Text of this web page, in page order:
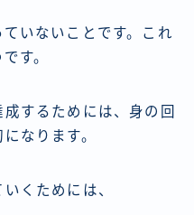
いないことです。これ
す。
するためには、身の回
なります。
くためには、